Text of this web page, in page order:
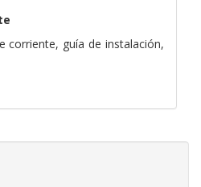
corriente, guía de instalación,